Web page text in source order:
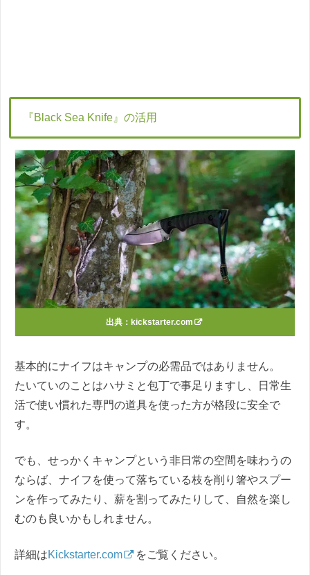
『Black Sea Knife』の活用
出典： kickstarter.com
基本的にナイフはキャンプの必需品ではありません。
たいていのことはハサミと包丁で事足りますし、日常生
活で使い慣れた専門の道具を使った方が格段に安全で
す。
でも、せっかくキャンプという非日常の空間を味わうの
ならば、ナイフを使って落ちている枝を削り箸やスプー
ンを作ってみたり、薪を割ってみたりして、自然を楽し
むのも良いかもしれません。
詳細はKickstarter.com をご覧ください。